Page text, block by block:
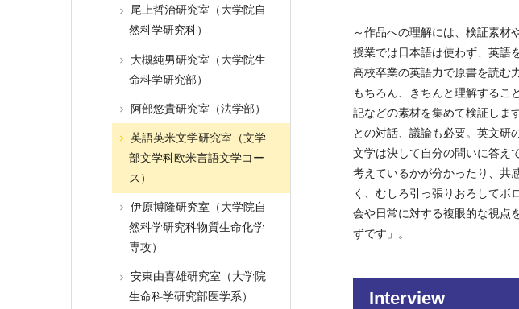
～作品への理解には、検証素材
授業では日本語は使わず、英語
高校卒業の英語力で原書を読む
もちろん、きちんと理解するこ
記などの素材を集めて検証しま
との対話、議論も必要。英文研
文学は決して自分の問いに答え
考えているかが分かったり、共
く、むしろ引っ張りおろしてボ
会や日常に対する複眼的な視点
ずです」。
Interview
尾上哲治研究室（大学院自
然科学研究科）
大槻純男研究室（大学院生
命科学研究部）
阿部悠貴研究室（法学部）
英語英米文学研究室（文学
部文学科欧米言語文学コー
ス）
伊原博隆研究室（大学院自
然科学研究科物質生命化学
専攻）
安東由喜雄研究室（大学院
生命科学研究部医学系）